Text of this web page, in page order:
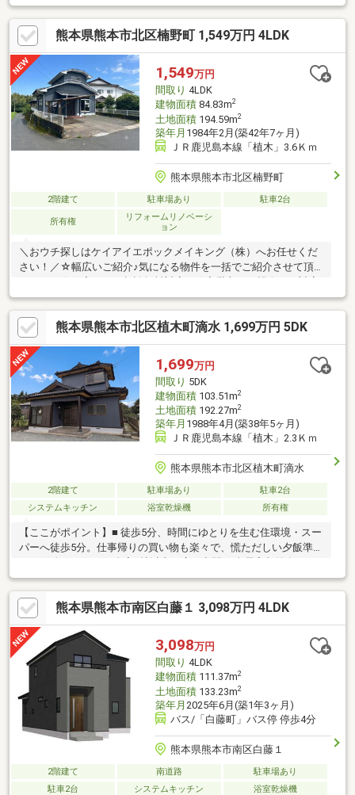
熊本県熊本市北区楠野町 1,549万円 4LDK
1,549万円
間取り 4LDK
建物面積84.83m2
土地面積194.59m2
築年月 1984年2月(築42年7ヶ月)
ＪＲ鹿児島本線「植木」3.6Ｋｍ
熊本県熊本市北区楠野町
2階建て 駐車場あり 駐車2台
所有権
リフォームリノベーシ
ョン
＼おウチ探しはケイアイエポックメイキング（株）へお任せくだ
さい！／☆幅広いご紹介♪気になる物件を一括でご紹介させて頂
します！☆土日平日夜でもご対応可能です！〇 ● 〇 30秒で来
場予約 〇 ● 〇 「資料請求」はオレンジのボタン（無
料）、「見学予約」は赤いボタン（無料）をクリック♪メールだけ
で内覧予約ができちゃいます！お気軽にお問い合わせください♪
熊本県熊本市北区植木町滴水 1,699万円 5DK
1,699万円
間取り 5DK
建物面積103.51m2
土地面積192.27m2
築年月 1988年4月(築38年5ヶ月)
ＪＲ鹿児島本線「植木」2.3Ｋｍ
熊本県熊本市北区植木町滴水
2階建て 駐車場あり
駐車2台
システムキッチン
浴室乾燥機 所有権
【ここがポイント】■ 徒歩5分、時間にゆとりを生む住環境・スー
パーへ徒歩5分。仕事帰りの買い物も楽々で、慌ただしい夕飯準備
お車2台以上駐車可能♪来客用にも便利！現地見学受付中！！内覧
ご希望の際は『お気軽にお問い合わせください♪マイホーム購入の
ご相談、不動産売却のご相談は・・・『ケイアイエポックメイキ
ング株式会社』までお気軽に♪
熊本県熊本市南区白藤１ 3,098万円 4LDK
3,098万円
間取り 4LDK
建物面積111.37m2
土地面積133.23m2
築年月 2025年6月(築1年3ヶ月)
バス/「白藤町」バス停 停歩4分
熊本県熊本市南区白藤１
2階建て 南道路
駐車場あり
駐車2台
システムキッチン 浴室乾燥機